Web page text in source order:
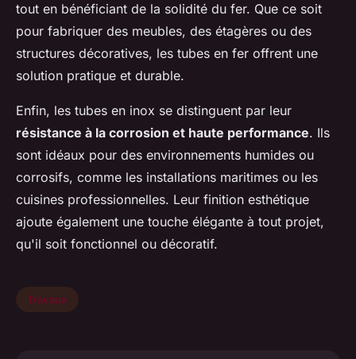
tout en bénéficiant de la solidité du fer. Que ce soit
pour fabriquer des meubles, des étagères ou des
structures décoratives, les tubes en fer offrent une
solution pratique et durable.
Enfin, les tubes en inox se distinguent par leur
résistance à la corrosion et haute performance. Ils
sont idéaux pour des environnements humides ou
corrosifs, comme les installations maritimes ou les
cuisines professionnelles. Leur finition esthétique
ajoute également une touche élégante à tout projet,
qu'il soit fonctionnel ou décoratif.
Travaux